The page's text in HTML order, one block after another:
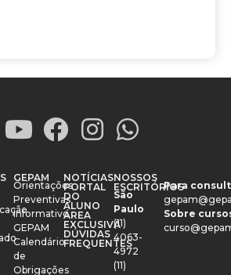
GEPAM
Orientações
Preventivas
Informativo
GEPAM
Calendário
de
Obrigações
NOTÍCIAS
PORTAL
DO
ALUNO
ÁREA
EXCLUSIVA
DÚVIDAS
FREQUENTES
NOSSOS
ESCRITÓRIOS
São
Paulo
(11)
4063-
4972
(11)
Para
Sobre